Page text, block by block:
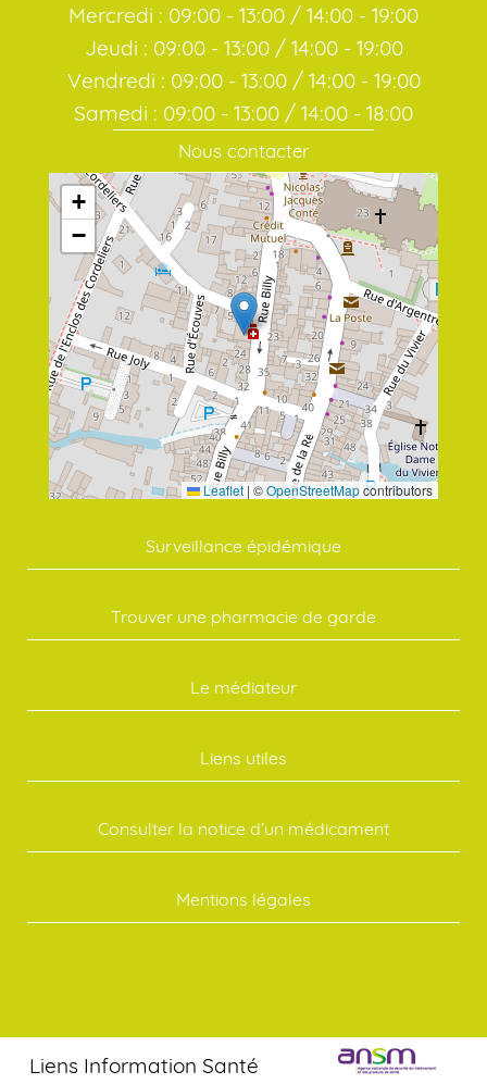
+
−
Leaflet | ©OpenStreetMapcontributors
Surveillance épidémique
Trouver une pharmacie de garde
Le médiateur
Liens utiles
Consulter la notice d’un médicament
Mentions légales
Mercredi : 09:00 - 13:00 / 14:00 - 19:00
Jeudi : 09:00 - 13:00 / 14:00 - 19:00
Vendredi : 09:00 - 13:00 / 14:00 - 19:00
Samedi : 09:00 - 13:00 / 14:00 - 18:00
Nous contacter
Liens Information Santé